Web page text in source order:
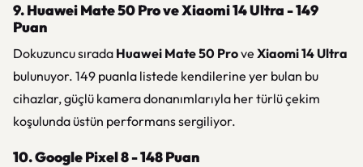
9. Huawei Mate 50 Pro ve Xiaomi 14 Ultra - 149
Puan
Dokuzuncu sırada Huawei Mate 50 Prove Xiaomi 14 Ultra
bulunuyor. 149 puanla listede kendilerine yer bulan bu
cihazlar, güçlü kamera donanımlarıyla her türlü çekim
koşulunda üstün performans sergiliyor.
10. Google Pixel 8 - 148 Puan